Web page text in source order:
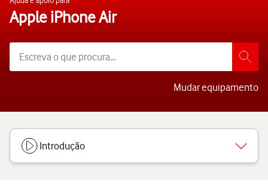
Apple iPhone Air
Mudar equipamento
Introdução